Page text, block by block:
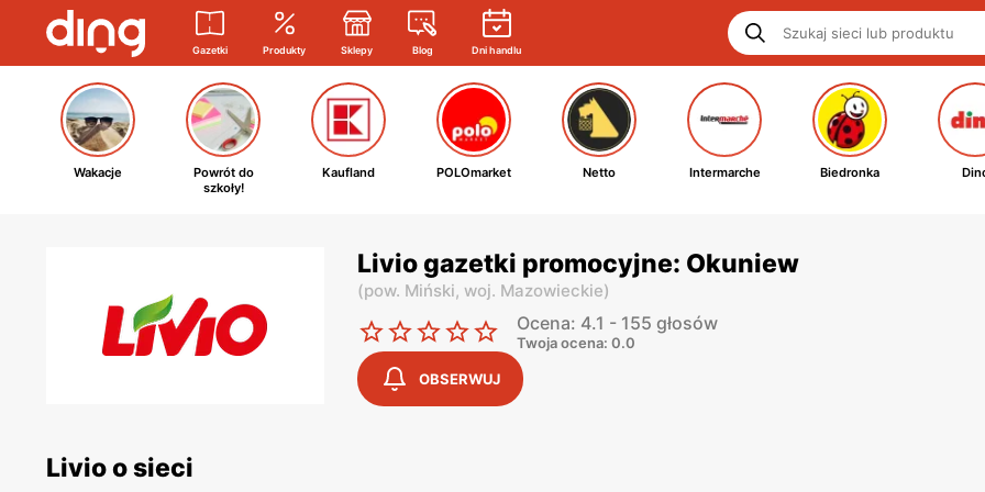
Gazetki Produkty Sklepy Blog Dni handlu
Wakacje
Powrót do
szkoły!
Kaufland POLOmarket Netto Intermarche Biedronka
Livio gazetki promocyjne: Okuniew
(pow. Miński, woj. Mazowieckie)
Ocena: 4.1 - 155 głosów
Twoja ocena: 0.0
OBSERWUJ
Livio o sieci